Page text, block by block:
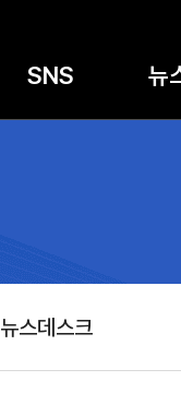
SNS 뉴
뉴스데스크